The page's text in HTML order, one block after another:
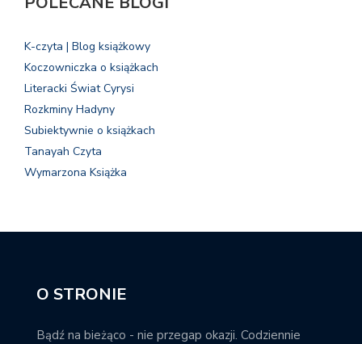
K-czyta | Blog książkowy
Koczowniczka o książkach
Literacki Świat Cyrysi
Rozkminy Hadyny
Subiektywnie o książkach
Tanayah Czyta
Wymarzona Książka
O STRONIE
Bądź na bieżąco - nie przegap okazji. Codziennie